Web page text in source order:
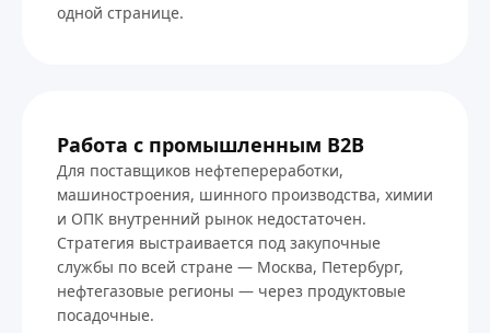
одной странице.
Работа с промышленным B2B
Для поставщиков нефтепереработки,
машиностроения, шинного производства, химии
и ОПК внутренний рынок недостаточен.
Стратегия выстраивается под закупочные
службы по всей стране — Москва, Петербург,
нефтегазовые регионы — через продуктовые
посадочные.